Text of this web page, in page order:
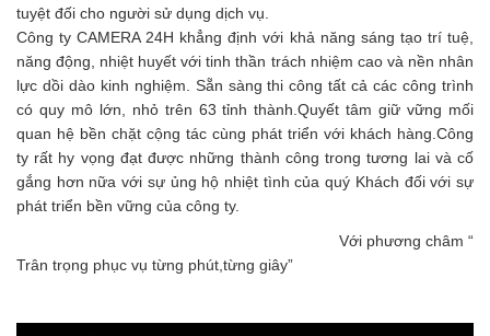
tuyệt đối cho người sử dụng dịch vụ.
Công ty CAMERA 24H khẳng định với khả năng sáng tạo trí tuệ,
năng động, nhiệt huyết với tinh thần trách nhiệm cao và nền nhân
lực dồi dào kinh nghiệm. Sẵn sàng thi công tất cả các công trình
có quy mô lớn, nhỏ trên 63 tỉnh thành.Quyết tâm giữ vững mối
quan hệ bền chặt cộng tác cùng phát triển với khách hàng.Công
ty rất hy vọng đạt được những thành công trong tương lai và cố
gắng hơn nữa với sự ủng hộ nhiệt tình của quý Khách đối với sự
phát triển bền vững của công ty.
Với phương châm “
Trân trọng phục vụ từng phút,từng giây”